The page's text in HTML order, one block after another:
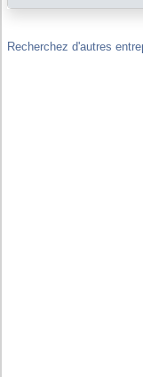
Recherchez d'autres